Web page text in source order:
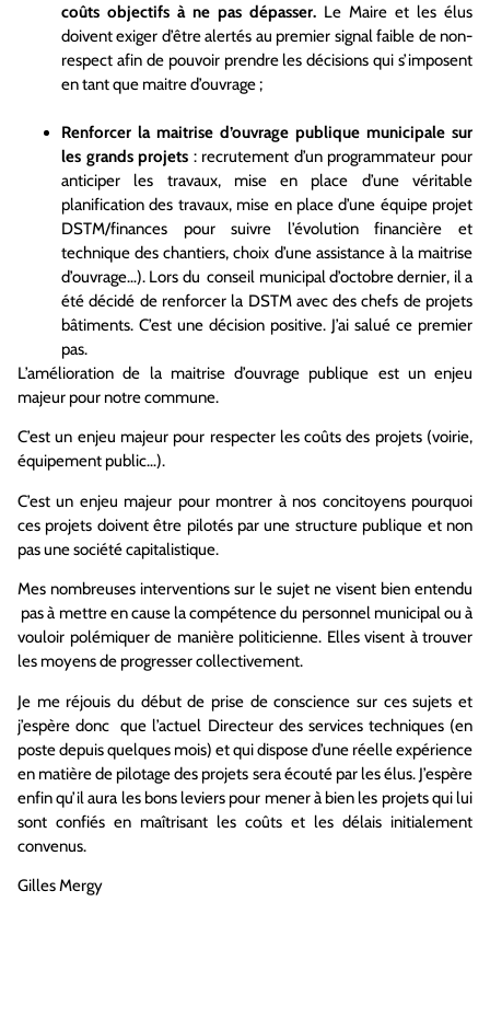
coûts objectifs à ne pas dépasser. Le Maire et les élus
doivent exiger d’être alertés au premier signal faible de non-
respect afin de pouvoir prendre les décisions qui s’imposent
en tant que maitre d’ouvrage ;
Renforcer la maitrise d’ouvrage publique municipale sur
les grands projets : recrutement d’un programmateur pour
anticiper les travaux, mise en place d’une véritable
planification des travaux, mise en place d’une équipe projet
DSTM/finances pour suivre l’évolution financière et
technique des chantiers, choix d’une assistance à la maitrise
d’ouvrage…). Lors du conseil municipal d’octobre dernier, il a
été décidé de renforcer la DSTM avec des chefs de projets
bâtiments. C’est une décision positive. J’ai salué ce premier
pas.
L’amélioration de la maitrise d’ouvrage publique est un enjeu
majeur pour notre commune.
C’est un enjeu majeur pour respecter les coûts des projets (voirie,
équipement public…).
C’est un enjeu majeur pour montrer à nos concitoyens pourquoi
ces projets doivent être pilotés par une structure publique et non
pas une société capitalistique.
Mes nombreuses interventions sur le sujet ne visent bien entendu
pas à mettre en cause la compétence du personnel municipal ou à
vouloir polémiquer de manière politicienne. Elles visent à trouver
les moyens de progresser collectivement.
Je me réjouis du début de prise de conscience sur ces sujets et
j’espère donc que l’actuel Directeur des services techniques (en
poste depuis quelques mois) et qui dispose d’une réelle expérience
en matière de pilotage des projets sera écouté par les élus. J’espère
enfin qu’il aura les bons leviers pour mener à bien les projets qui lui
sont confiés en maîtrisant les coûts et les délais initialement
convenus.
Gilles Mergy